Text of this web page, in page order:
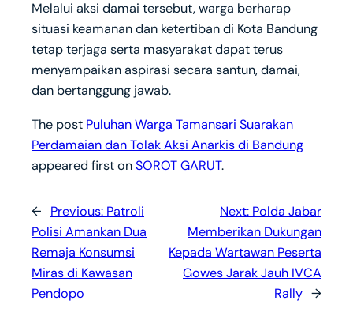
Melalui aksi damai tersebut, warga berharap
situasi keamanan dan ketertiban di Kota Bandung
tetap terjaga serta masyarakat dapat terus
menyampaikan aspirasi secara santun, damai,
dan bertanggung jawab.
The post Puluhan Warga Tamansari Suarakan
Perdamaian dan Tolak Aksi Anarkis di Bandung
appeared first onSOROT GARUT.
← Previous: Patroli
Polisi Amankan Dua
Remaja Konsumsi
Miras di Kawasan
Pendopo
Next: Polda Jabar
Memberikan Dukungan
Kepada Wartawan Peserta
Gowes Jarak Jauh IVCA
Rally →